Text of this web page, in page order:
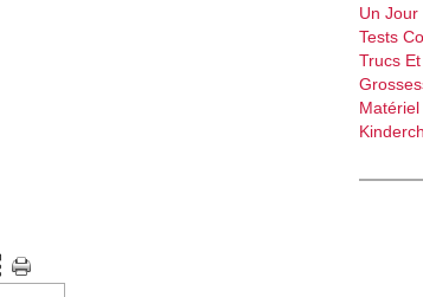
Un
Tests
Trucs